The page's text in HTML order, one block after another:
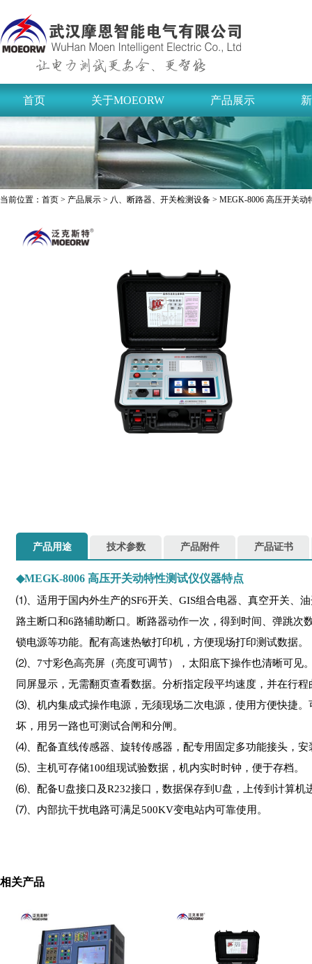
首页 关于MOEORW 产品展示
当前位置： 首页 > 产品展示 > 八、断路器、开关检测设备 > MEGK-8006 高压开关动
产品用途 技术参数 产品附件 产品证书
◆MEGK-8006 高压开关动特性测试仪仪器特点
⑴、适用于国内外生产的SF6开关、GIS组合电器、真空开关、
路主断口和6路辅助断口。断路器动作一次，得到时间、弹跳
锁电源等功能。配有高速热敏打印机，方便现场打印测试数据。
⑵、7寸彩色高亮屏（亮度可调节），太阳底下操作也清晰可见
同屏显示，无需翻页查看数据。分析指定段平均速度，并在行
⑶、机内集成式操作电源，无须现场二次电源，使用方便快捷
坏，用另一路也可测试合闸和分闸。
⑷、配备直线传感器、旋转传感器，配专用固定多功能接头，
⑸、主机可存储100组现试验数据，机内实时时钟，便于存档。
⑹、配备U盘接口及R232接口，数据保存到U盘，上传到计算机
⑺、内部抗干扰电路可满足500KV变电站内可靠使用。
相关产品